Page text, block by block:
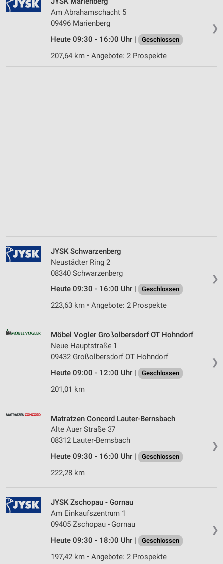
❯
Am Abrahamschacht 5
09496 Marienberg
Heute 09:30 - 16:00 Uhr |
Geschlossen
207,64 km • Angebote: 2 Prospekte
❯
JYSK Schwarzenberg
Neustädter Ring 2
08340 Schwarzenberg
Heute 09:30 - 16:00 Uhr |
Geschlossen
223,63 km • Angebote: 2 Prospekte
❯
Möbel Vogler Großolbersdorf OT Hohndorf
Neue Hauptstraße 1
09432 Großolbersdorf OT Hohndorf
Heute 09:00 - 12:00 Uhr |
Geschlossen
201,01 km
❯
Matratzen Concord Lauter-Bernsbach
Alte Auer Straße 37
08312 Lauter-Bernsbach
Heute 09:30 - 16:00 Uhr |
Geschlossen
222,28 km
❯
JYSK Zschopau - Gornau
Am Einkaufszentrum 1
09405 Zschopau - Gornau
Heute 09:30 - 18:00 Uhr |
Geschlossen
197,42 km • Angebote: 2 Prospekte